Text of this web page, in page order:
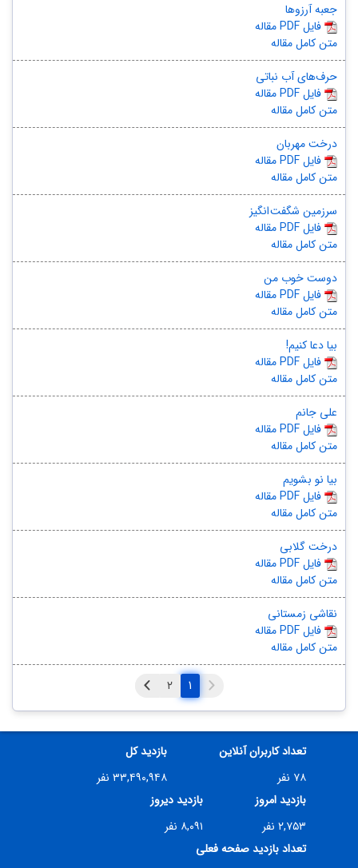
جعبه آرزوها
مقاله PDF فایل
متن کامل مقاله
حرف‌های آب نباتی
مقاله PDF فایل
متن کامل مقاله
درخت مهربان
مقاله PDF فایل
متن کامل مقاله
سرزمین شگفت انگیز
مقاله PDF فایل
متن کامل مقاله
دوست خوب من
مقاله PDF فایل
متن کامل مقاله
بیا دعا کنیم!
مقاله PDF فایل
متن کامل مقاله
علی جانم
مقاله PDF فایل
متن کامل مقاله
بیا نو بشویم
مقاله PDF فایل
متن کامل مقاله
درخت گلابی
مقاله PDF فایل
متن کامل مقاله
نقاشی زمستانی
مقاله PDF فایل
متن کامل مقاله
۱
تعداد کاربران آنلاین
۷۸ نفر
بازدید کل
۳۳,۴۹۰,۹۴۸ نفر
بازدید امروز
۲,۷۵۳ نفر
بازدید دیروز
۸,۰۹۱ نفر
تعداد بازدید صفحه فعلی